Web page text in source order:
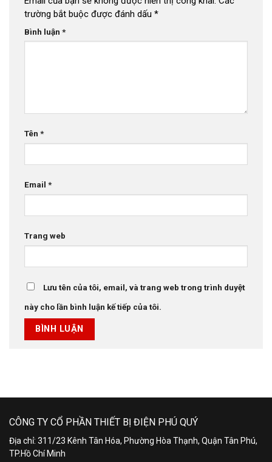
trường bắt buộc được đánh dấu *
Bình luận *
Tên *
Email *
Trang web
Lưu tên của tôi, email, và trang web trong trình duyệt
này cho lần bình luận kế tiếp của tôi.
CÔNG TY CỔ PHẦN THIẾT BỊ ĐIỆN PHÚ QUÝ
Địa chỉ: 311/23 Kênh Tân Hóa, Phường Hòa Thạnh, Quận Tân Phú,
TP.Hồ Chí Minh